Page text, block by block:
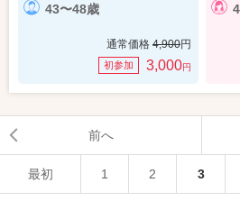
43〜48歳
通常価格 4,900円
初参加 3,000円
前へ
最初 1 2 3